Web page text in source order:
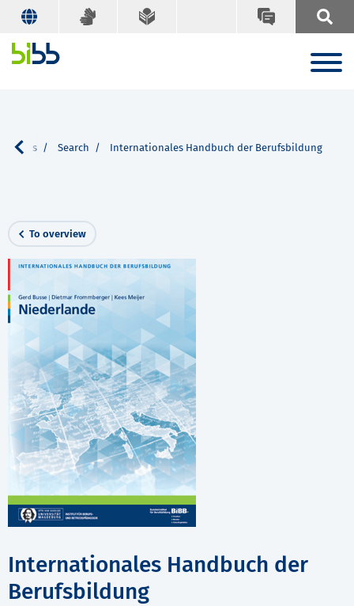
Search Internationales Handbuch der Berufsbildung
To overview
Internationales Handbuch der
Berufsbildung